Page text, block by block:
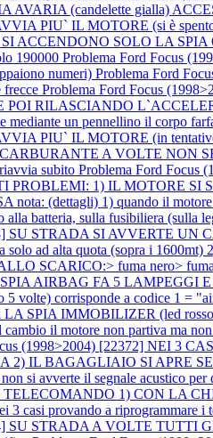
AVARIA (candelette gialla)
PIU` IL MOTORE (si è
ACCENDONO SOLO LA
190000 Problema Ford Focus
numeri) Problema Ford
frecce Problema Ford Focus
RILASCIANDO
mediante un pennellino il corpo
PIU` IL MOTORE (in
A VOLTE NON
subito Problema Ford Focus
PROBLEMI: 1) IL MOTORE SI
nota: (dettagli) 1) quando il
alla batteria, sulla fusibiliera (sulla
SU STRADA SI AVVERTE
ad alta quota (sopra i 1600mt)
SCARICO:> fuma nero>
AIRBAG FA 5 LAMPEGGI
5 volte) corrisponde a codice 1 =
IMMOBILIZER (led rosso
il motore non partiva ma
(1998>2004) [22372] NEI 3
IL BAGAGLIAIO SI APRE
si avverte il segnale acustico
1) CON LA
casi provando a riprogrammare i
SU STRADA A VOLTE